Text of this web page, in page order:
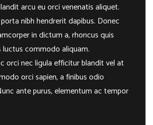
arcu eu orci venenatis aliquet.
nibh hendrerit dapibus. Donec
in dictum a, rhoncus quis
luctus commodo aliquam.
orci nec ligula efficitur blandit vel at
orci sapien, a finibus odio
ante purus, elementum ac tempor